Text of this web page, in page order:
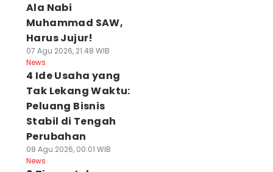
Ala Nabi
Muhammad SAW,
Harus Jujur!
07 Agu 2026, 21:48 WIB
News
4 Ide Usaha yang
Tak Lekang Waktu:
Peluang Bisnis
Stabil di Tengah
Perubahan
08 Agu 2026, 00:01 WIB
News